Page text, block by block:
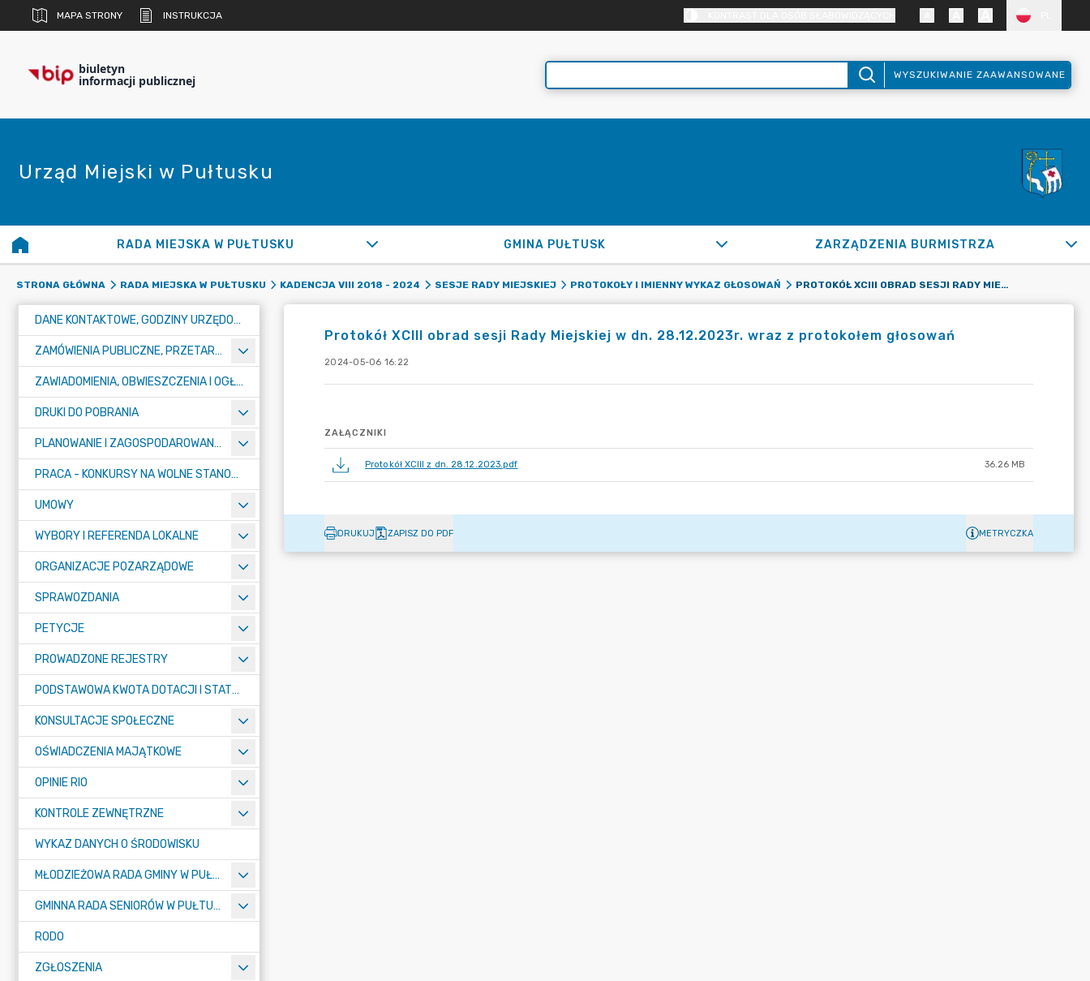
MAPA STRONY INSTRUKCJA
biuletyn
informacji publicznej WYSZUKIWANIE ZAAWANSOWANE
Urząd Miejski w Pułtusku
RADA MIEJSKA W PUŁTUSKU GMINA PUŁTUSK ZARZĄDZENIA BURMISTRZA
STRONA GŁÓWNA RADA MIEJSKA W PUŁTUSKU KADENCJA VIII 2018 - 2024 SESJE RADY MIEJSKIEJ PROTOKOŁY I IMIENNY WYKAZ GŁOSOWAŃ PROTOKÓŁ XCIII OBRAD SESJI RADY MIEJSKIEJ W DN. 28.12.2023R. WRAZ Z PROTOKOŁEM GŁOSOWAŃ
DANE KONTAKTOWE, GODZINY URZĘDOWANIA I NUMER KONTA BANKOWEGO
ZAMÓWIENIA PUBLICZNE, PRZETARGI, KONKURSY
ZAWIADOMIENIA, OBWIESZCZENIA I OGŁOSZENIA
DRUKI DO POBRANIA
PLANOWANIE I ZAGOSPODAROWANIE PRZESTRZENNE
PRACA - KONKURSY NA WOLNE STANOWISKA
UMOWY
WYBORY I REFERENDA LOKALNE
ORGANIZACJE POZARZĄDOWE
SPRAWOZDANIA
PETYCJE
PROWADZONE REJESTRY
PODSTAWOWA KWOTA DOTACJI I STATYSTYCZNA LICZBA UCZNIÓW
KONSULTACJE SPOŁECZNE
OŚWIADCZENIA MAJĄTKOWE
OPINIE RIO
KONTROLE ZEWNĘTRZNE
WYKAZ DANYCH O ŚRODOWISKU
MŁODZIEŻOWA RADA GMINY W PUŁTUSKU
GMINNA RADA SENIORÓW W PUŁTUSKU
RODO
ZGŁOSZENIA
Protokół XCIII obrad sesji Rady Miejskiej w dn. 28.12.2023r. wraz z protokołem głosowań
2024-05-06 16:22
ZAŁĄCZNIKI
Protokół XCIII z dn. 28.12.2023.pdf 36.26 MB
DRUKUJ ZAPISZ DO PDF METRYCZKA